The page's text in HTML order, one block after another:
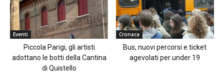
Eventi
Piccola Parigi, gli artisti
adottano le botti della Cantina
di Quistello
Cronaca
Bus, nuovi percorsi e ticket
agevolati per under 19